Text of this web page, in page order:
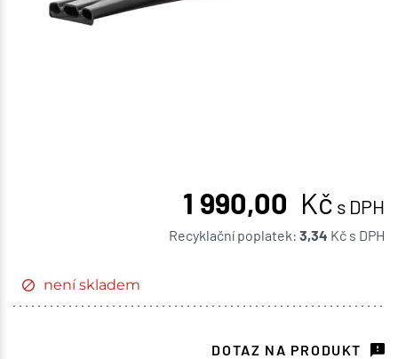
1 990,00 Kč s DPH
Recyklační poplatek: 3,34 Kč s DPH
není skladem
DOTAZ NA PRODUKT